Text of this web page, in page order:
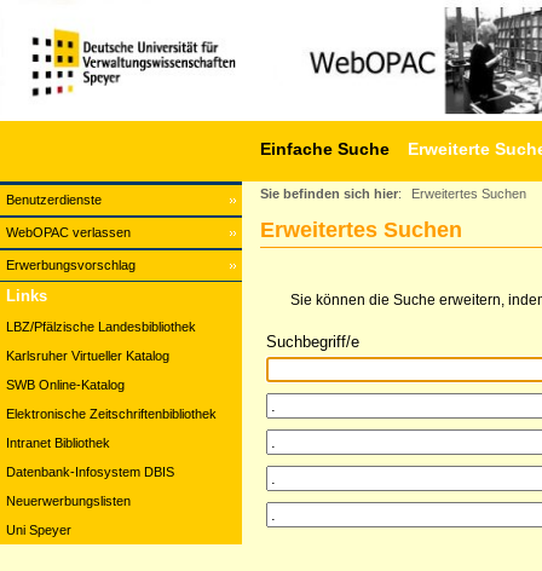
Benutzerdienste
WebOPAC verlassen
Erwerbungsvorschlag
Einfache Suche Erweiterte
Links
LBZ/Pfälzische Landesbibliothek
Karlsruher Virtueller Katalog
SWB Online-Katalog
Elektronische Zeitschriftenbibliothek
Intranet Bibliothek
Datenbank-Infosystem DBIS
Neuerwerbungslisten
Uni Speyer
Sie befinden sich hier: Erweitertes Suchen
Erweitertes Suchen
Sie können die Suche erweitern,
Suchbegriff/e